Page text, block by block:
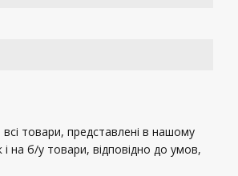
товари, представлені в нашому
і на б/у товари, відповідно до умов,